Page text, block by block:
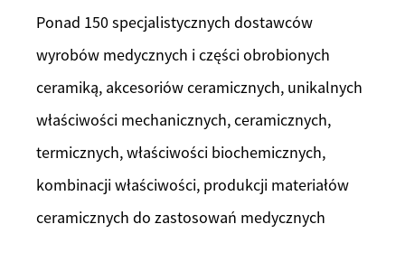
Ponad 150 specjalistycznych dostawców
wyrobów medycznych i części obrobionych
ceramiką, akcesoriów ceramicznych, unikalnych
właściwości mechanicznych, ceramicznych,
termicznych, właściwości biochemicznych,
kombinacji właściwości, produkcji materiałów
ceramicznych do zastosowań medycznych